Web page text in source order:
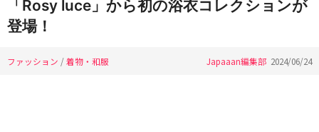
「Rosy luce」から初の浴衣コレクションが
登場！
ファッション /着物・和服 Japaaan編集部 2024/06/24